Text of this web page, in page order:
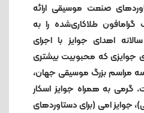
صنعت موسیقی ارائه
طلاکاری‌شده را به
اهدای جوایز با اجرای
جوایزی که محبوبیت بیشتری
سه مراسم بزرگ موسیقی جهان،
گرمی به همراه جوایز اسکار
جوایز امی (برای دستاوردهای